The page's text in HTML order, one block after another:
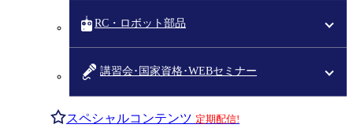
RC・ロボット部品
講習会･国家資格･WEBセミナー
スペシャルコンテンツ 定期配信!